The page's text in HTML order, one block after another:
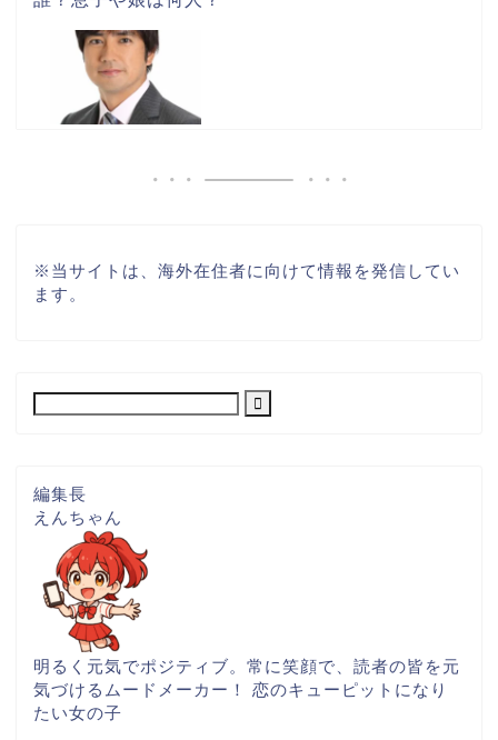
※ 当サイトは、海外在住者に向けて情報を発信してい
ます。
編集長
えんちゃん
明るく元気でポジティブ。常に笑顔で、読者の皆を元
気づけるムードメーカー！ 恋のキューピットになり
たい女の子